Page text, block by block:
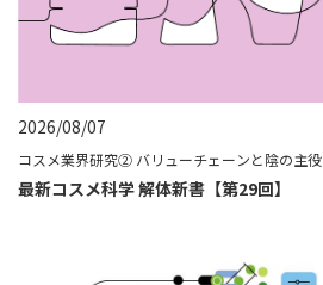
2026/08/07
コスメ業界研究② バリューチェーンと陰の主役
最新コスメ科学 解体新書【第29回】